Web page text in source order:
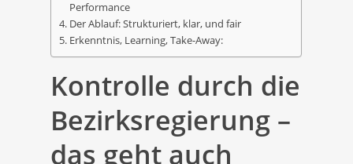
Performance
Der Ablauf: Strukturiert, klar, und fair
Erkenntnis, Learning, Take-Away:
Kontrolle durch die
Bezirksregierung –
das geht auch